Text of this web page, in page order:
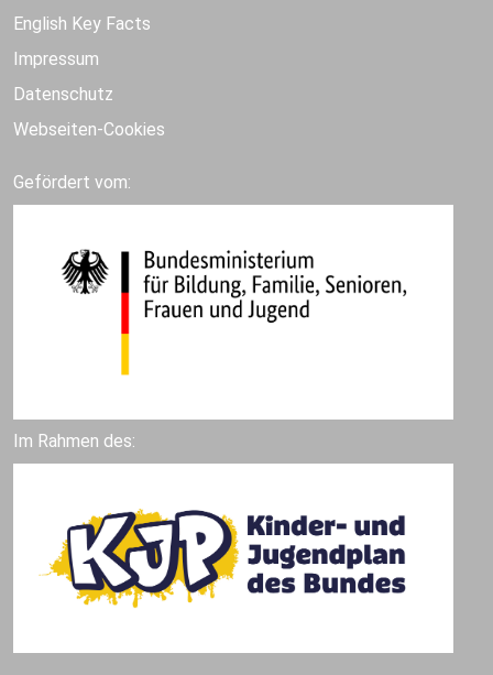
English Key Facts
Impressum
Datenschutz
Webseiten-Cookies
Gefördert vom:
Im Rahmen des: